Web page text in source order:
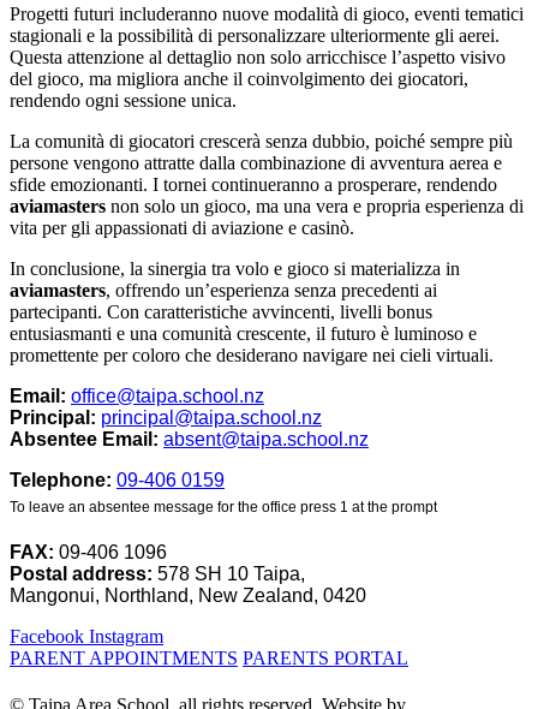
Progetti futuri includeranno nuove modalità di gioco, eventi tematici
stagionali e la possibilità di personalizzare ulteriormente gli aerei.
Questa attenzione al dettaglio non solo arricchisce l’aspetto visivo
del gioco, ma migliora anche il coinvolgimento dei giocatori,
rendendo ogni sessione unica.
La comunità di giocatori crescerà senza dubbio, poiché sempre più
persone vengono attratte dalla combinazione di avventura aerea e
sfide emozionanti. I tornei continueranno a prosperare, rendendo
aviamasters non solo un gioco, ma una vera e propria esperienza di
vita per gli appassionati di aviazione e casinò.
In conclusione, la sinergia tra volo e gioco si materializza in
aviamasters, offrendo un’esperienza senza precedenti ai
partecipanti. Con caratteristiche avvincenti, livelli bonus
entusiasmanti e una comunità crescente, il futuro è luminoso e
promettente per coloro che desiderano navigare nei cieli virtuali.
Email: office@taipa.school.nz
Principal: principal@taipa.school.nz
Absentee Email: absent@taipa.school.nz
Telephone: 09-406 0159
To leave an absentee message for the office press 1 at the prompt
FAX: 09-406 1096
Postal address: 578 SH 10 Taipa,
Mangonui, Northland, New Zealand, 0420
Facebook Instagram
PARENT APPOINTMENTS PARENTS PORTAL
© Taipa Area School, all rights reserved. Website by